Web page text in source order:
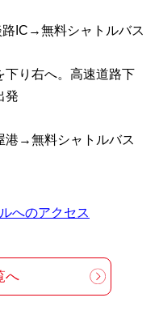
IC→無料シャトルバス
り右へ。高速道路下
発
港→無料シャトルバス
へのアクセス
へ